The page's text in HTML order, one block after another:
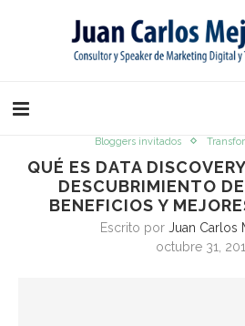
Bloggers invitados
QUÉ ES DATA
DESCUBRIMIENTO
BENEFICIOS Y
Escrito por Juan Carlos
octubre 31,